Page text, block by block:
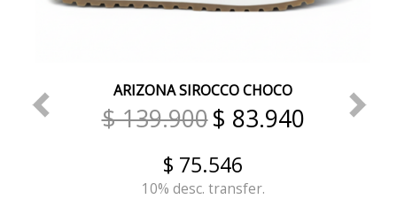
ARIZONA SIROCCO CHOCO
$ 139.900$ 83.940
$ 75.546
10% desc. transfer.